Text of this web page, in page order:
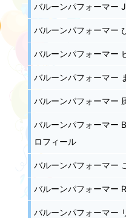
バルーンパフォーマー
バルーンパフォーマー
バルーンパフォーマー
バルーンパフォーマー
バルーンパフォーマー
バルーンパフォーマー
ロフィール
バルーンパフォーマー
バルーンパフォーマー
バルーンパフォーマー